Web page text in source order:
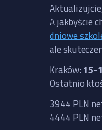
A jakbyście
dniowe
ale
Kraków: 15-
Ostatnio
3944 PLN
4444 PLN